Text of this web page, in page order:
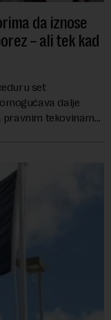
da iznose
– ali tek kad
set
dalje
pravnim tekovinama